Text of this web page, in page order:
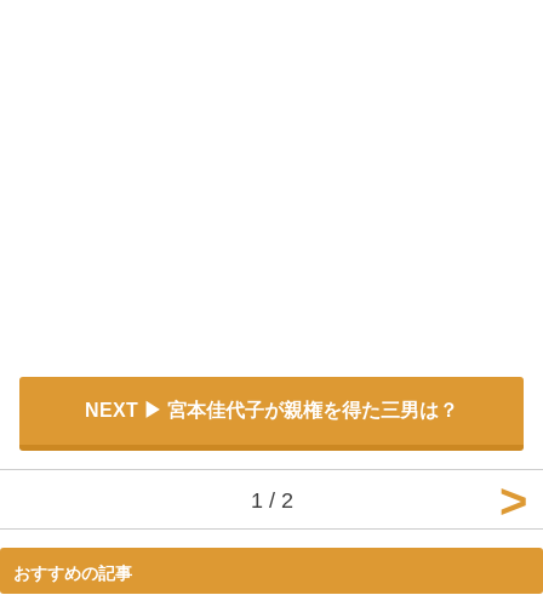
NEXT 宮本佳代子が親権を得た三男は？
1 / 2
おすすめの記事